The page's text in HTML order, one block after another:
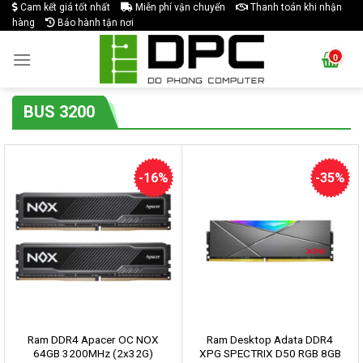
Skip
to
Cam kết giá tốt nhất Miễn phí vận chuyển
Thanh toán khi nhận
hàng
Bảo hành tận nơi
BUS 3200
-16%
Ram DDR4 Apacer OC NOX
64GB 3200MHz (2x32G)
-35%
Ram Desktop Adata DDR4
XPG SPECTRIX D50 RGB 8GB